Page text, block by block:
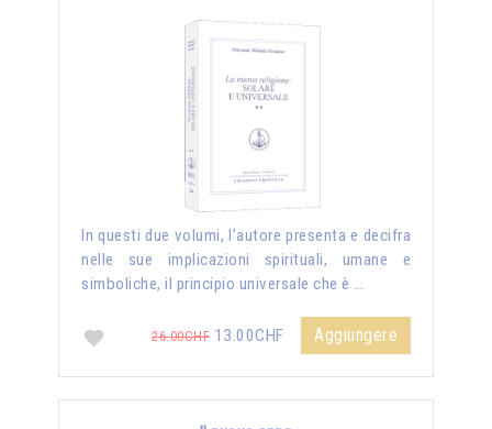
In questi due volumi, l’autore presenta e decifra
nelle sue implicazioni spirituali, umane e
simboliche, il principio universale che è …
26.00CHF 13.00CHF Aggiungere